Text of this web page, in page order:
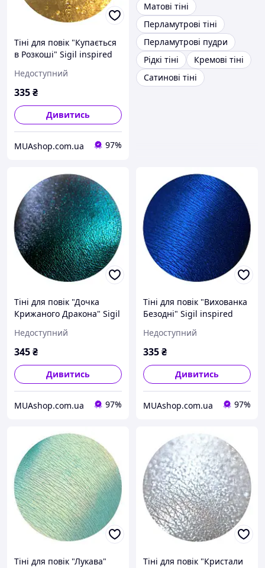
Тіні для повік "Купається
в Розкоші" Sigil inspired
Недоступний
335₴
Дивитись
MUAshop.com.ua 97%
Матові тіні
Перламутрові тіні
Перламутрові пудри
Рідкі тіні
Кремові тіні
Сатинові тіні
Тіні для повік "Дочка
Крижаного Дракона" Sigil
мл
Недоступний
345₴
Дивитись
MUAshop.com.ua 97%
Тіні для повік "Вихованка
Безодні" Sigil inspired
Недоступний
335₴
Дивитись
MUAshop.com.ua 97%
Тіні для повік "Лукава"
Тіні для повік "Кристали